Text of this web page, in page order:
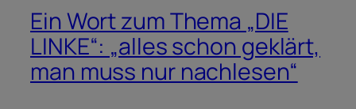
Ein Wort zum Thema „DIE
LINKE“: „alles schon geklärt,
man muss nur nachlesen“